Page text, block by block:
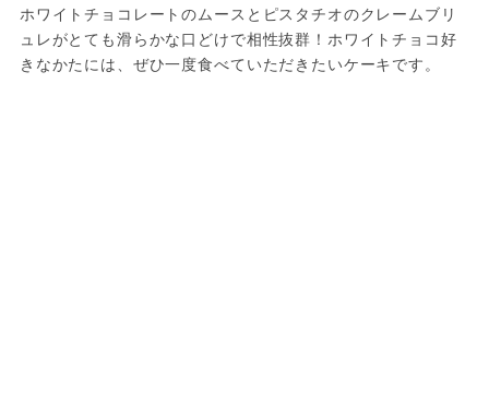
ホワイトチョコレートのムースとピスタチオのクレームブリ
ュレがとても滑らかな口どけで相性抜群！ホワイトチョコ好
きなかたには、ぜひ一度食べていただきたいケーキです。